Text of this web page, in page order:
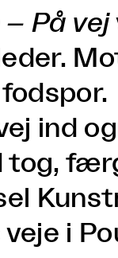
– På vej
ind
tog,
i